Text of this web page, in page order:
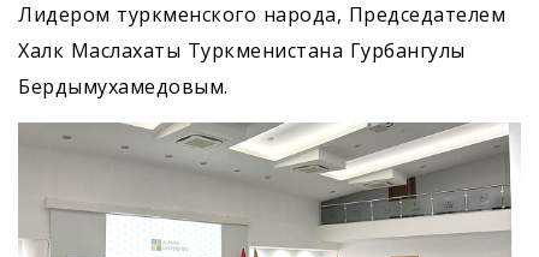
Лидером туркменского народа, Председателем
Халк Маслахаты Туркменистана Гурбангулы
Бердымухамедовым.